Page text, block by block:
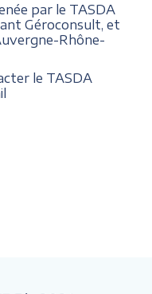
par le TASDA
Géroconsult, et
Rhône-
le TASDA